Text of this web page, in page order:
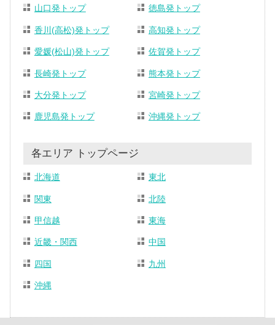
山口発トップ 徳島発トップ
香川(高松)発トップ 高知発トップ
愛媛(松山)発トップ 佐賀発トップ
長崎発トップ 熊本発トップ
大分発トップ 宮崎発トップ
鹿児島発トップ 沖縄発トップ
各エリア トップページ
北海道 東北
関東 北陸
甲信越 東海
近畿・関西 中国
四国 九州
沖縄